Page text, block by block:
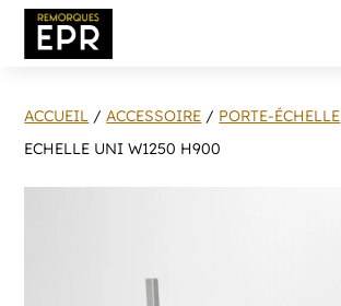
ACCUEIL /ACCESSOIRE / PORTE-ÉCHELLE
ECHELLE UNI W1250 H900